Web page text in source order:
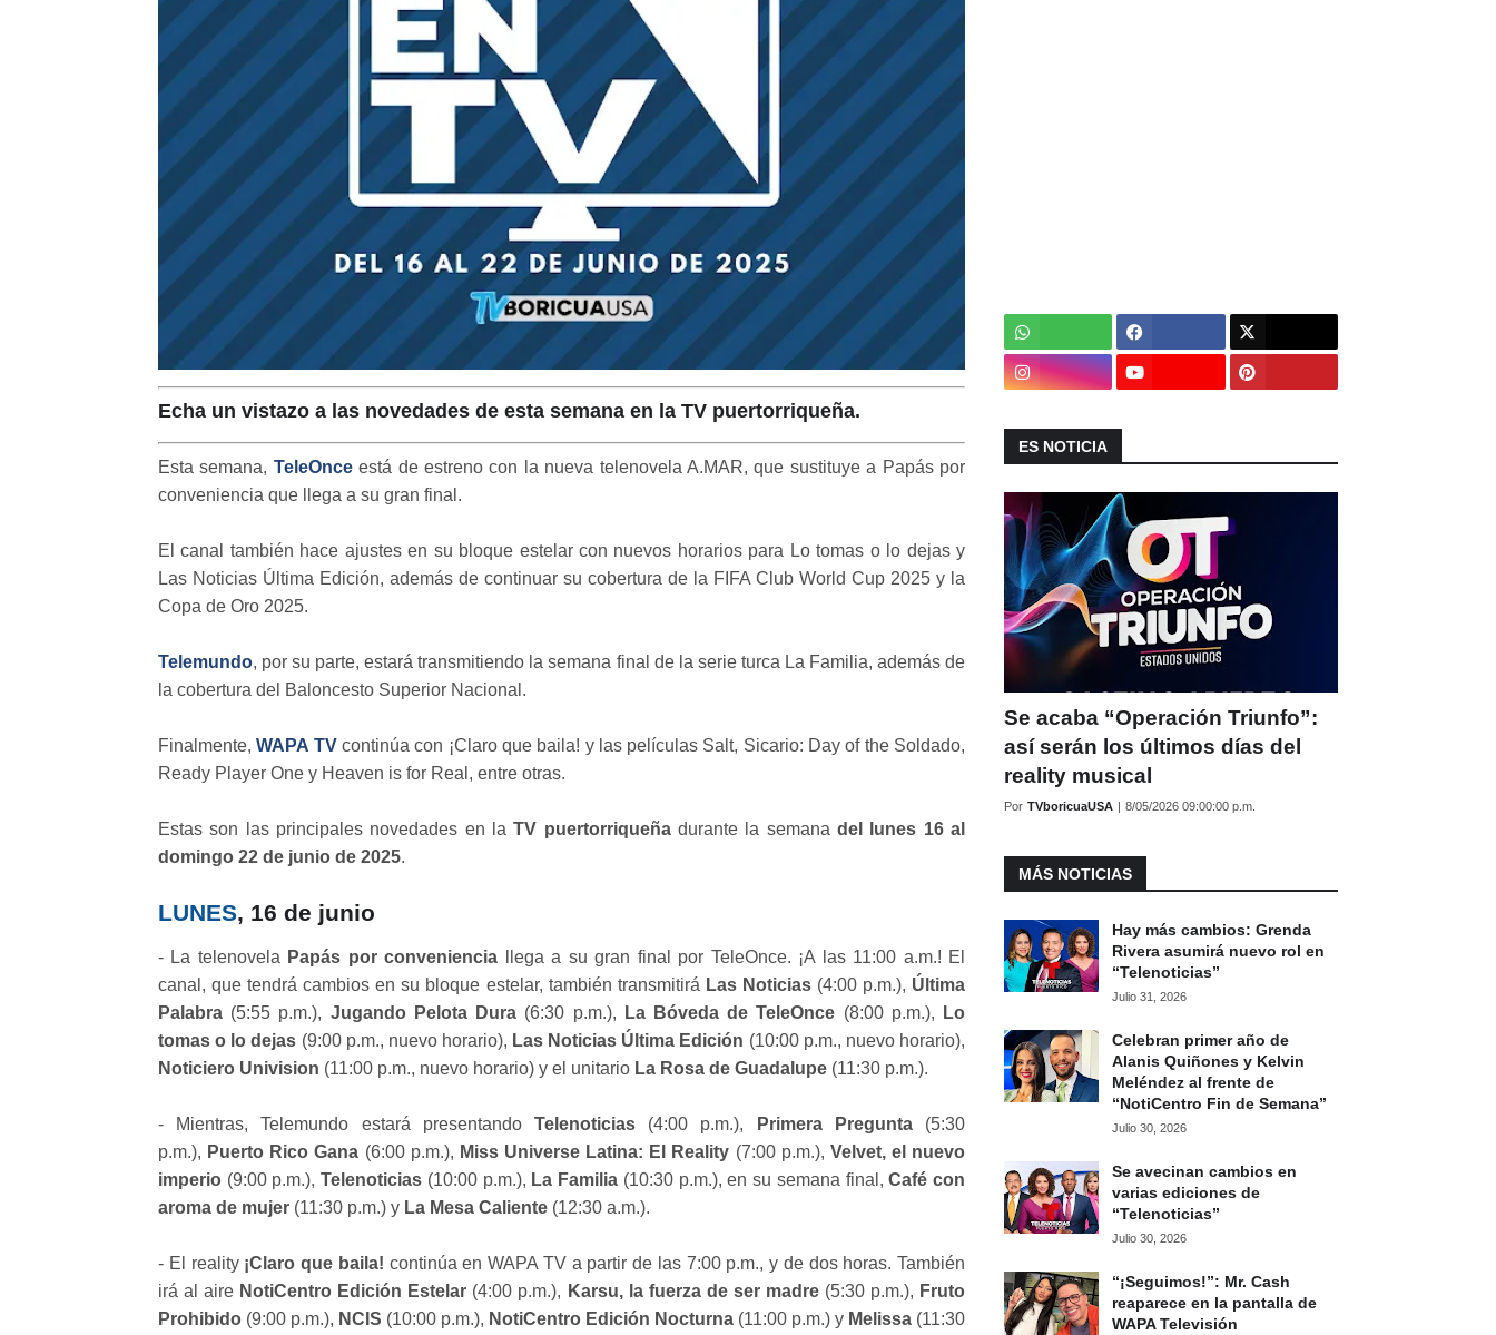
Echa un vistazo a las novedades de esta semana en la TV puertorriqueña.
Esta semana, TeleOnceestá de estreno con la nueva telenovela A.MAR, que sustituye a Papás por
conveniencia que llega a su gran final.
El canal también hace ajustes en su bloque estelar con nuevos horarios para Lo tomas o lo dejas y
Las Noticias Última Edición, además de continuar su cobertura de la FIFA Club World Cup 2025 y la
Copa de Oro 2025.
Telemundo, por su parte, estará transmitiendo la semana final de la serie turca La Familia, además de
la cobertura del Baloncesto Superior Nacional.
Finalmente,WAPA TVcontinúa con ¡Claro que baila! y las películas Salt, Sicario: Day of the Soldado,
Ready Player One y Heaven is for Real, entre otras.
Estas son las principales novedades en laTV puertorriqueñadurante la semanadel lunes 16 al
domingo 22 de junio de 2025.
LUNES, 16 de junio
- La telenovela Papás por conveniencia llega a su gran final por TeleOnce. ¡A las 11:00 a.m.! El
canal, que tendrá cambios en su bloque estelar, también transmitirá Las Noticias(4:00 p.m.), Última
Palabra (5:55 p.m.), Jugando Pelota Dura (6:30 p.m.), La Bóveda de TeleOnce (8:00 p.m.),
Lo
tomas o lo dejas (9:00 p.m., nuevo horario), Las Noticias Última Edición (10:00 p.m., nuevo horario),
Noticiero Univision (11:00 p.m., nuevo horario) y el unitario La Rosa de Guadalupe (11:30 p.m.).
- Mientras, Telemundo estará presentando Telenoticias (4:00 p.m.), Primera Pregunta(5:30
p.m.), Puerto Rico Gana (6:00 p.m.), Miss Universe Latina: El Reality (7:00 p.m.), Velvet, el nuevo
imperio (9:00 p.m.),Telenoticias (10:00 p.m.), La Familia (10:30 p.m.), en su semana final,Café con
aroma de mujer (11:30 p.m.) y La Mesa Caliente (12:30 a.m.).
- El reality ¡Claro que baila! continúa en WAPA TV a partir de las 7:00 p.m., y de dos horas. También
irá al aire NotiCentro Edición Estelar (4:00 p.m.), Karsu, la fuerza de ser madre(5:30 p.m.), Fruto
Prohibido (9:00 p.m.), NCIS (10:00 p.m.), NotiCentro Edición Nocturna (11:00 p.m.) y Melissa (11:30
ES NOTICIA
Se acaba “Operación Triunfo”:
así serán los últimos días del
reality musical
Por TVboricuaUSA | 8/05/2026 09:00:00 p.m.
MÁS NOTICIAS
Hay más cambios: Grenda
Rivera asumirá nuevo rol en
“Telenoticias”
Julio 31, 2026
Celebran primer año de
Alanis Quiñones y Kelvin
Meléndez al frente de
“NotiCentro Fin de Semana”
Julio 30, 2026
Se avecinan cambios en
varias ediciones de
“Telenoticias”
Julio 30, 2026
“¡Seguimos!”: Mr. Cash
reaparece en la pantalla de
WAPA Televisión